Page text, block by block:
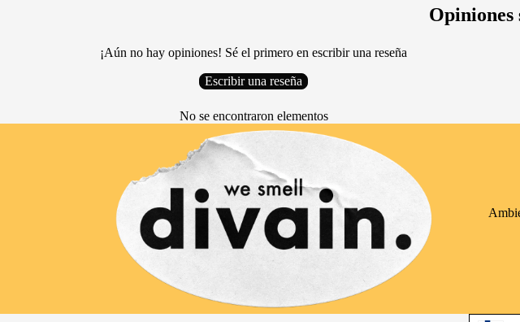
Cereza
Cuidado
Cuidado
Opiniones
¡Aún no hay opiniones! Sé el primero en escribir una reseña
Escribir una reseña
No se encontraron elementos